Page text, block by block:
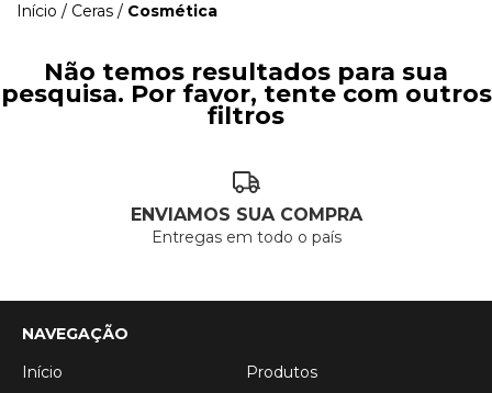
Início / Ceras / Cosmética
Não temos resultados para sua
pesquisa. Por favor, tente com outros
filtros
ENVIAMOS SUA COMPRA
Entregas em todo o país
NAVEGAÇÃO
Início
Produtos